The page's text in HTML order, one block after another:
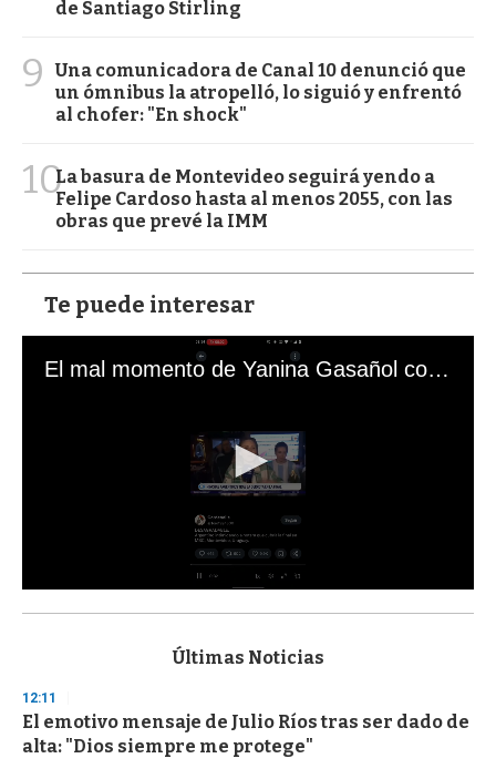
de Santiago Stirling
9
Una comunicadora de Canal 10 denunció que
un ómnibus la atropelló, lo siguió y enfrentó
al chofer: "En shock"
10La basura de Montevideo seguirá yendo a
Felipe Cardoso hasta al menos 2055, con las
obras que prevé la IMM
Te puede interesar
El mal momento de Yanina Gasañol con un hincha argentino en "Subrayado"
s
d
s
o
f
Últimas Noticias
12:11
El emotivo mensaje de Julio Ríos tras ser dado de
alta: "Dios siempre me protege"